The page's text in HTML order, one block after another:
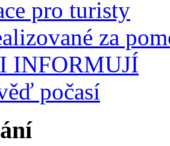
pro turisty
za
INFORMUJÍ
počasí